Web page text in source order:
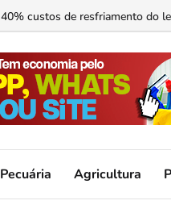
Pecuária Agricultura